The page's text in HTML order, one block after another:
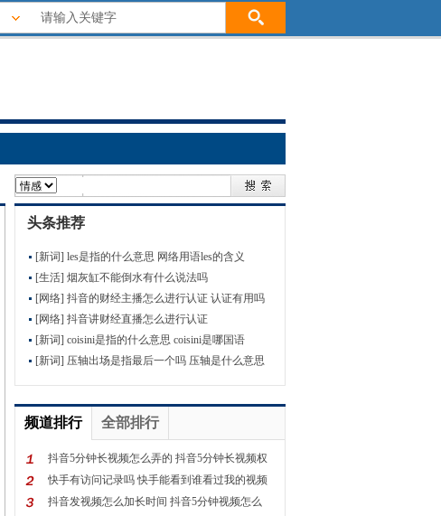
头条推荐
[新词] les是指的什么意思 网络用语les的含义
[生活] 烟灰缸不能倒水有什么说法吗
[网络] 抖音的财经主播怎么进行认证 认证有用吗
[网络] 抖音讲财经直播怎么进行认证
[新词] coisini是指的什么意思 coisini是哪国语
[新词] 压轴出场是指最后一个吗 压轴是什么意思
频道排行 全部排行
抖音5分钟长视频怎么弄的 抖音5分钟长视频权
快手有访问记录吗 快手能看到谁看过我的视频
抖音发视频怎么加长时间 抖音5分钟视频怎么